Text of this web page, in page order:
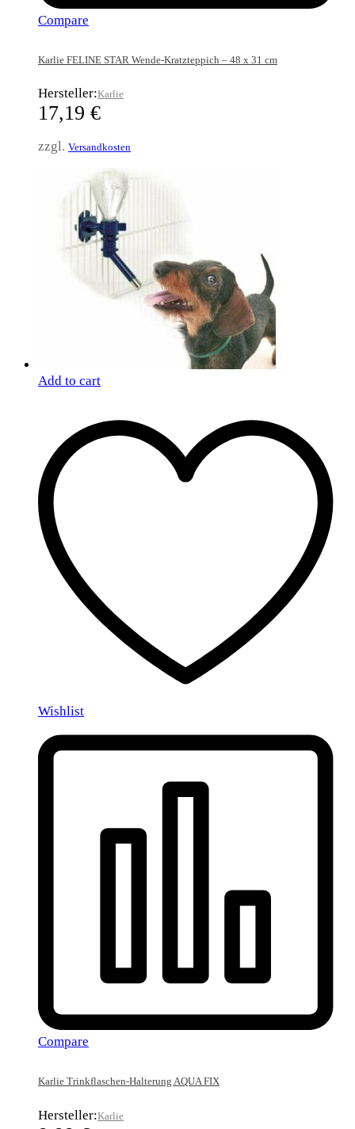
Compare
Karlie FELINE STAR Wende-Kratzteppich – 48 x 31 cm
Hersteller:Karlie
17,19 €
zzgl. Versandkosten
Add to cart
Wishlist
Compare
Karlie Trinkflaschen-Halterung AQUA FIX
Hersteller:Karlie